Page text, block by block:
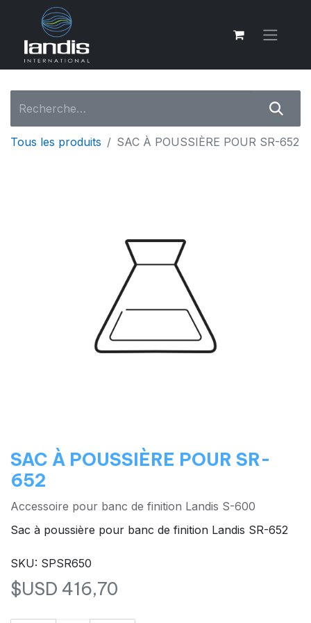
Tous les produits SAC À POUSSIÈRE POUR SR-652
SAC À POUSSIÈRE POUR SR-
652
Accessoire pour banc de finition Landis S-600
Sac à poussière pour banc de finition Landis SR-652
SKU: SPSR650
$USD 416,70